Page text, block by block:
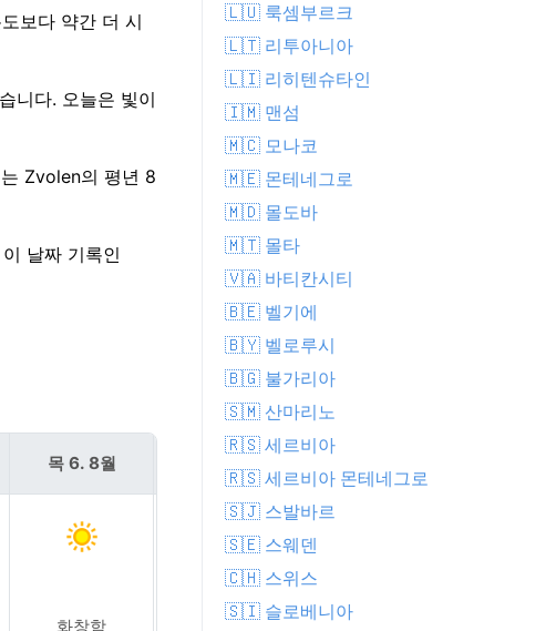
보다 약간 더 시
니다. 오늘은 빛이
Zvolen의 평년 8
날짜 기록인
목 6. 8월
화창함 화창함
🇱🇺 룩셈부르크
🇱🇹 리투아니아
🇱🇮 리히텐슈타인
🇮🇲 맨섬
🇲🇨 모나코
🇲🇪 몬테네그로
🇲🇩 몰도바
🇲🇹 몰타
🇻🇦 바티칸시티
🇧🇪 벨기에
🇧🇾 벨로루시
🇧🇬 불가리아
🇸🇲 산마리노
🇷🇸 세르비아
🇷🇸 세르비아 몬테네그로
🇸🇯 스발바르
🇸🇪 스웨덴
🇨🇭 스위스
🇸🇮 슬로베니아